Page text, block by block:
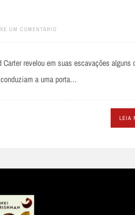
UM COMENTÁRIO
revelou em suas escavações alguns
a uma porta…
LEIA